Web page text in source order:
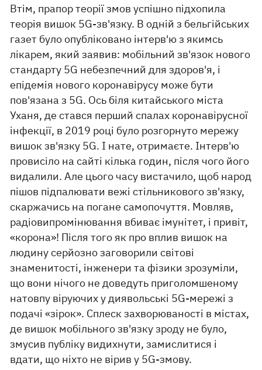
Втім, прапор теорії змов успішно підхопила
теорія вишок 5G-зв'язку. В одній з бельгійських
газет було опубліковано інтерв'ю з якимсь
лікарем, який заявив: мобільний зв'язок нового
стандарту 5G небезпечний для здоров'я, і
епідемія нового коронавірусу може бути
пов'язана з 5G. Ось біля китайського міста
Уханя, де стався перший спалах коронавірусної
інфекції, в 2019 році було розгорнуто мережу
вишок зв'язку 5G. І нате, отримаєте. Інтерв'ю
провисіло на сайті кілька годин, після чого його
видалили. Але цього часу вистачило, щоб народ
пішов підпалювати вежі стільникового зв'язку,
скаржачись на погане самопочуття. Мовляв,
радіовипромінювання вбиває імунітет, і привіт,
«корона»! Після того як про вплив вишок на
людину серйозно заговорили світові
знаменитості, інженери та фізики зрозуміли,
що вони нічого не доведуть приголомшеному
натовпу віруючих у диявольські 5G-мережі з
подачі «зірок». Сплеск захворюваності в містах,
де вишок мобільного зв'язку зроду не було,
змусив публіку видихнути, замислитися і
вдати, що ніхто не вірив у 5G-змову.